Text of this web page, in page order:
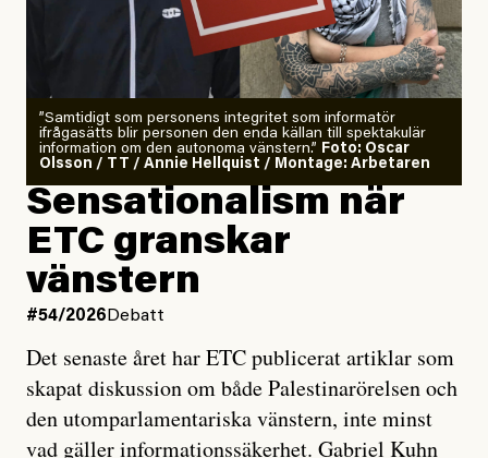
”Samtidigt som personens integritet som informatör
ifrågasätts blir personen den enda källan till spektakulär
information om den autonoma vänstern.” Foto: Oscar
Olsson / TT / Annie Hellquist / Montage: Arbetaren
Sensationalism när
ETC granskar
vänstern
#54/2026 Debatt
Det senaste året har ETC publicerat artiklar som
skapat diskussion om både Palestinarörelsen och
den utomparlamentariska vänstern, inte minst
vad gäller informationssäkerhet. Gabriel Kuhn